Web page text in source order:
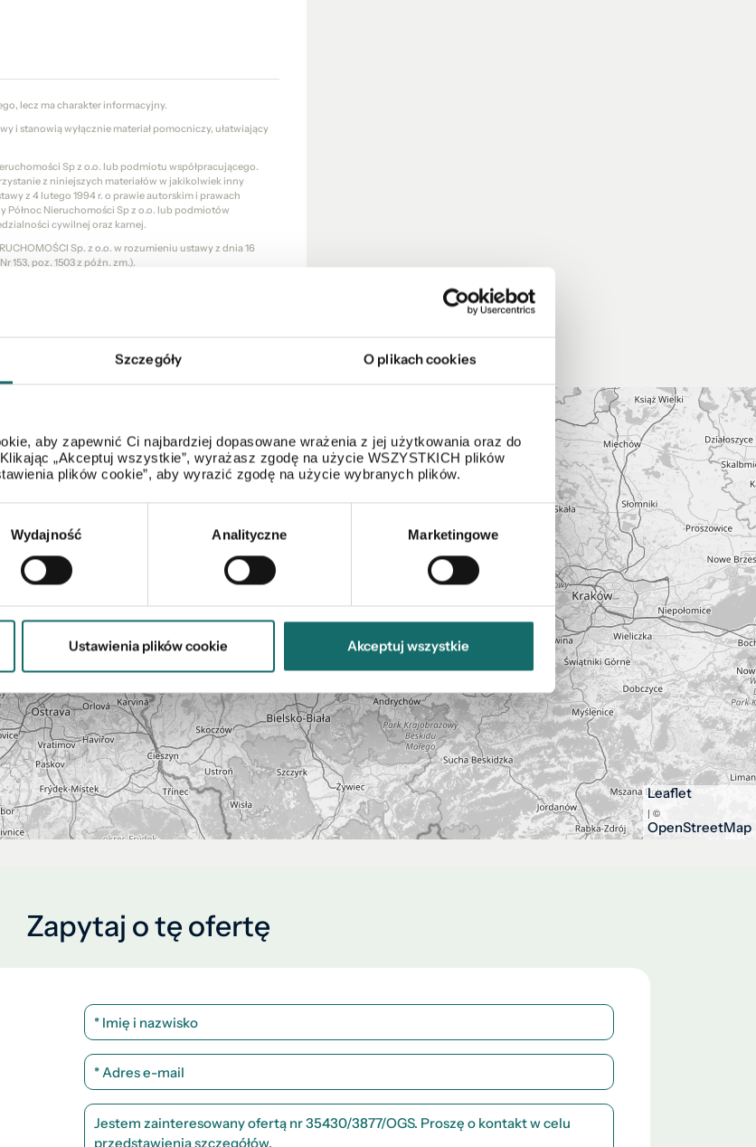
Szczegóły O plikach cookies
aby zapewnić Ci najbardziej dopasowane wrażenia z jej użytkowania oraz do
„Akceptuj wszystkie”, wyrażasz zgodę na użycie WSZYSTKICH plików
plików cookie”, aby wyrazić zgodę na użycie wybranych plików.
Wydajność Analityczne Marketingowe
Ustawienia plików cookie Akceptuj wszystkie
lecz ma charakter informacyjny.
i stanowią wyłącznie materiał pomocniczy, ułatwiający
Sp z o.o. lub podmiotu współpracującego.
z niniejszych materiałów w jakikolwiek inny
z 4 lutego 1994 r. o prawie autorskim i prawach
Północ Nieruchomości Sp z o.o. lub podmiotów
cywilnej oraz karnej.
Sp. z o.o. w rozumieniu ustawy z dnia 16
153, poz. 1503 z późn. zm.).
Leaflet
| ©
OpenStreetMap
Zapytaj o tę ofertę